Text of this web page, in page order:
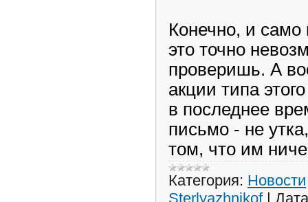
Конечно, и само
это точно
проверишь. А
акции типа
в последнее
письмо - не
том, что им
Категория: Новости
Sterlyazhnikof |